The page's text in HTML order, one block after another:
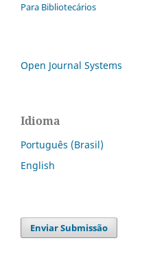
Para Bibliotecários
Open Journal Systems
Idioma
Português (Brasil)
English
Enviar Submissão